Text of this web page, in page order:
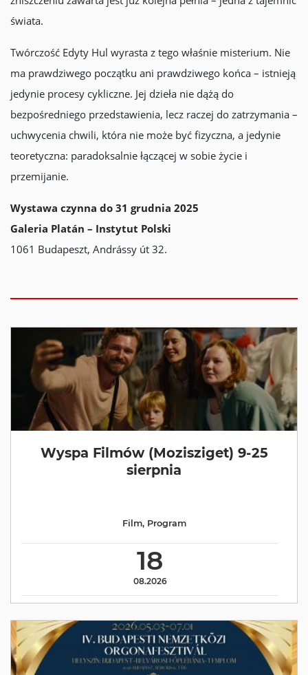
świata.
Twórczość Edyty Hul wyrasta z tego właśnie misterium. Nie
ma prawdziwego początku ani prawdziwego końca – istnieją
jedynie procesy cykliczne. Jej dzieła nie dążą do
bezpośredniego przedstawienia, lecz raczej do zatrzymania –
uchwycenia chwili, która nie może być fizyczna, a jedynie
teoretyczna: paradoksalnie łączącej w sobie życie i
przemijanie.
Wystawa czynna do 31 grudnia 2025
Galeria Platán – Instytut Polski
1061 Budapeszt, Andrássy út 32.
Wyspa Filmów (Mozisziget) 9-25
sierpnia
18
08.2026
Film, Program